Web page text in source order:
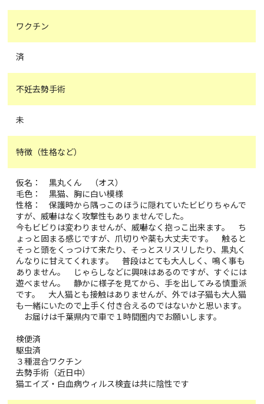
ワクチン
済
不妊去勢手術
未
特徴（性格など）
仮名： 黒丸くん （オス）
毛色： 黒猫、胸に白い模様
性格： 保護時から隅っこのほうに隠れていたビビりちゃんで
すが、威嚇はなく攻撃性もありませんでした。
今もビビりは変わりませんが、威嚇なく抱っこ出来ます。 ち
ょっと固まる感じですが、爪切りや薬も大丈夫です。 触ると
そっと頭をくっつけて来たり、そっとスリスリしたり、黒丸く
んなりに甘えてくれます。 普段はとても大人しく、鳴く事も
ありません。 じゃらしなどに興味はあるのですが、すぐには
遊べません。 静かに様子を見てから、手を出してみる慎重派
です。 大人猫とも接触はありませんが、外では子猫も大人猫
も一緒にいたので上手く付き合えるのではないかと思います。
お届けは千葉県内で車で１時間圏内でお願いします。
検便済
駆虫済
３種混合ワクチン
去勢手術（近日中）
猫エイズ・白血病ウィルス検査は共に陰性です